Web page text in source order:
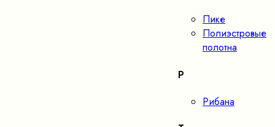
Пике
Полиэстровые
полотна
Р
Рибана